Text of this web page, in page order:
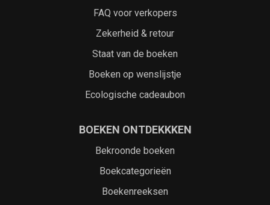
FAQ voor verkopers
Zekerheid & retour
Staat van de boeken
Boeken op wenslijstje
Ecologische cadeaubon
BOEKEN ONTDEKKKEN
Bekroonde boeken
Boekcategorieën
Boekenreeksen